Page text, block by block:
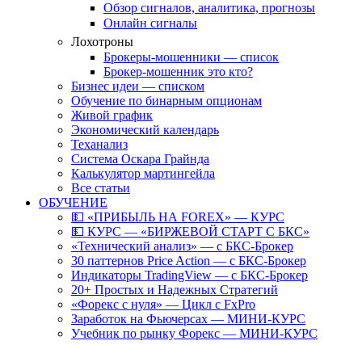
Обзор сигналов, аналитика, прогнозы
Онлайн сигналы
Лохотроны
Брокеры-мошенники — список
Брокер-мошенник это кто?
Бизнес идеи — списком
Обучение по бинарным опционам
Живой график
Экономический календарь
Теханализ
Система Оскара Грайнда
Калькулятор мартингейла
Все статьи
ОБУЧЕНИЕ
💵 «ПРИБЫЛЬ НА FOREX» — КУРС
💵 КУРС — «БИРЖЕВОЙ СТАРТ С БКС»
«Технический анализ» — с БКС-Брокер
30 паттернов Price Action — с БКС-Брокер
Индикаторы TradingView — с БКС-Брокер
20+ Простых и Надежных Стратегий
«Форекс с нуля» — Цикл с FxPro
Заработок на Фьючерсах — МИНИ-КУРС
Учебник по рынку Форекс — МИНИ-КУРС